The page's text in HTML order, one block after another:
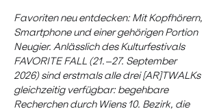
Favoriten neu entdecken: Mit Kopfhörern,
Smartphone und einer gehörigen Portion
Neugier. Anlässlich des Kulturfestivals
FAVORITE FALL (21.–27. September
2026) sind erstmals alle drei [AR]TWALKs
gleichzeitig verfügbar: begehbare
Recherchen durch Wiens 10. Bezirk, die